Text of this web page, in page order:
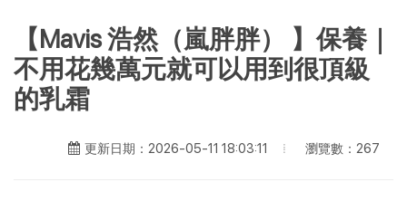
【Mavis 浩然（嵐胖胖） 】保養｜
不用花幾萬元就可以用到很頂級
的乳霜
更新日期：2026-05-11 18:03:11 瀏覽數：267